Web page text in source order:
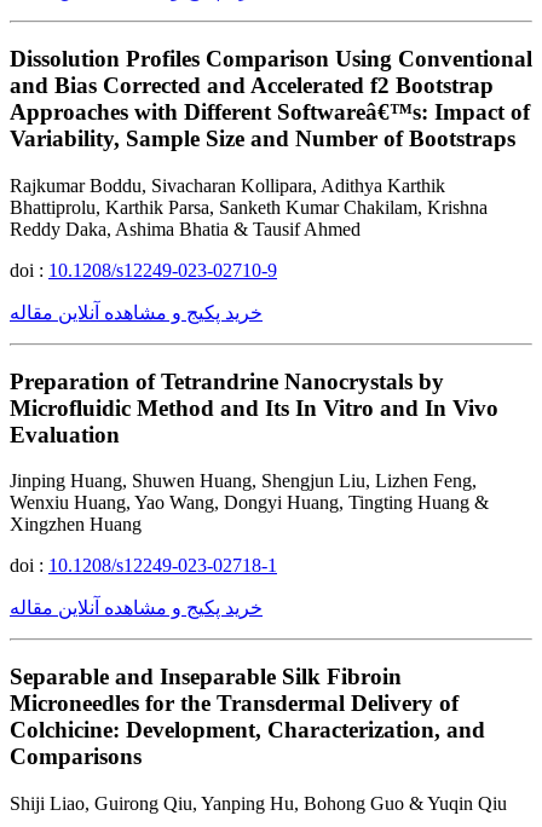
Dissolution Profiles Comparison Using Conventional
and Bias Corrected and Accelerated f2 Bootstrap
Approaches with Different Softwareâ€™s: Impact of
Variability, Sample Size and Number of Bootstraps
Rajkumar Boddu, Sivacharan Kollipara, Adithya Karthik
Bhattiprolu, Karthik Parsa, Sanketh Kumar Chakilam, Krishna
Reddy Daka, Ashima Bhatia & Tausif Ahmed
doi : 10.1208/s12249-023-02710-9
خرید پکیج و مشاهده آنلاین مقاله
Preparation of Tetrandrine Nanocrystals by
Microfluidic Method and Its In Vitro and In Vivo
Evaluation
Jinping Huang, Shuwen Huang, Shengjun Liu, Lizhen Feng,
Wenxiu Huang, Yao Wang, Dongyi Huang, Tingting Huang &
Xingzhen Huang
doi : 10.1208/s12249-023-02718-1
خرید پکیج و مشاهده آنلاین مقاله
Separable and Inseparable Silk Fibroin
Microneedles for the Transdermal Delivery of
Colchicine: Development, Characterization, and
Comparisons
Shiji Liao, Guirong Qiu, Yanping Hu, Bohong Guo & Yuqin Qiu